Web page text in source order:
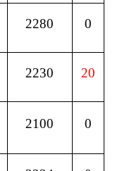
2280 0
2230 20
2100 0